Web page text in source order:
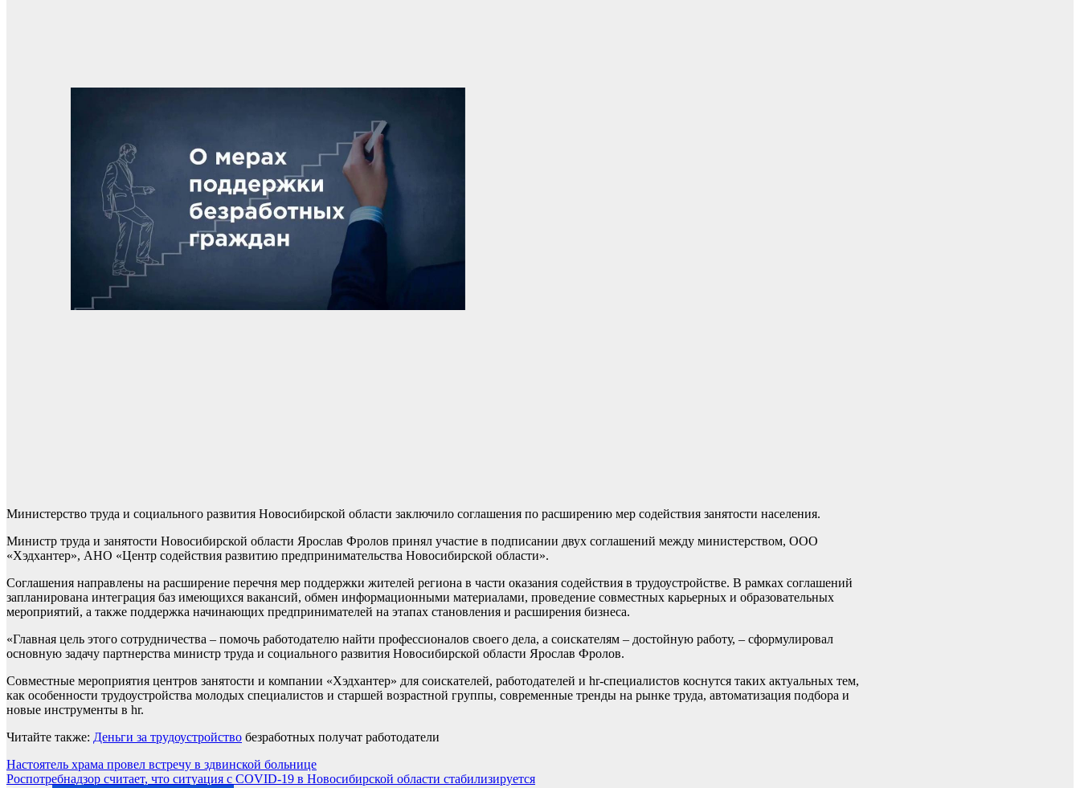
Министерство труда и социального развития Новосибирской области заключило соглашения по расширению мер содействия занятости населения.
Министр труда и занятости Новосибирской области Ярослав Фролов принял участие в подписании двух соглашений между министерством, ООО
«Хэдхантер», АНО «Центр содействия развитию предпринимательства Новосибирской области».
Соглашения направлены на расширение перечня мер поддержки жителей региона в части оказания содействия в трудоустройстве. В рамках соглашений
запланирована интеграция баз имеющихся вакансий, обмен информационными материалами, проведение совместных карьерных и образовательных
мероприятий, а также поддержка начинающих предпринимателей на этапах становления и расширения бизнеса.
«Главная цель этого сотрудничества – помочь работодателю найти профессионалов своего дела, а соискателям – достойную работу, – сформулировал
основную задачу партнерства министр труда и социального развития Новосибирской области Ярослав Фролов.
Совместные мероприятия центров занятости и компании «Хэдхантер» для соискателей, работодателей и hr-специалистов коснутся таких актуальных тем,
как особенности трудоустройства молодых специалистов и старшей возрастной группы, современные тренды на рынке труда, автоматизация подбора и
новые инструменты в hr.
Читайте также: Деньги за трудоустройство безработных получат работодатели
Навигация
Настоятель храма провел встречу в здвинской больнице
Роспотребнадзор считает, что ситуация с COVID-19 в Новосибирской области стабилизируется